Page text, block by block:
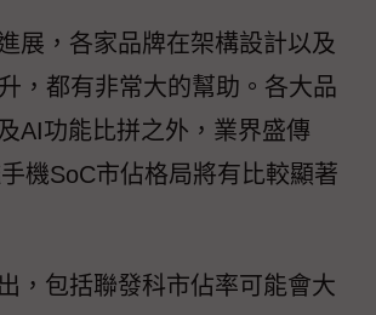
展，各家品牌在架構設計以及
，都有非常大的幫助。各大品
AI功能比拼之外，業界盛傳
機SoC市佔格局將有比較顯著
，包括聯發科市佔率可能會大